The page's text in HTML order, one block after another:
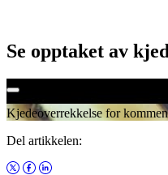
Se opptaket av
Kjedeoverrekkelse for
Del artikkelen: